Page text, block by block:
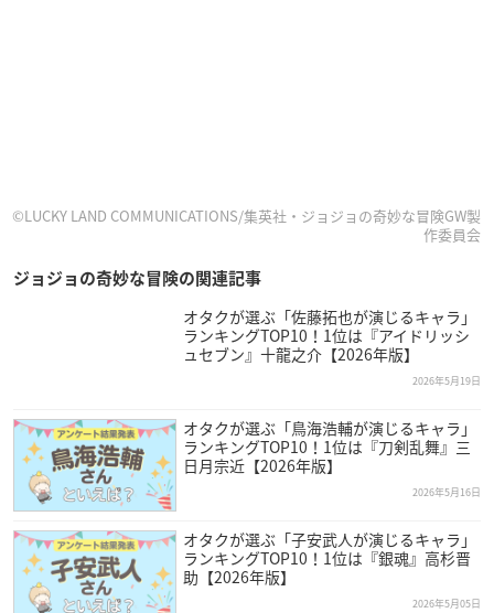
©LUCKY LAND COMMUNICATIONS/集英社・ジョジョの奇妙な冒険GW製
作委員会
ジョジョの奇妙な冒険の関連記事
オタクが選ぶ「佐藤拓也が演じるキャラ」
ランキングTOP10！1位は『アイドリッシ
ュセブン』十龍之介【2026年版】
2026年5月19日
オタクが選ぶ「鳥海浩輔が演じるキャラ」
ランキングTOP10！1位は『刀剣乱舞』三
日月宗近【2026年版】
2026年5月16日
オタクが選ぶ「子安武人が演じるキャラ」
ランキングTOP10！1位は『銀魂』高杉晋
助【2026年版】
2026年5月05日